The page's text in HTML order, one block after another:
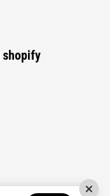
shopify